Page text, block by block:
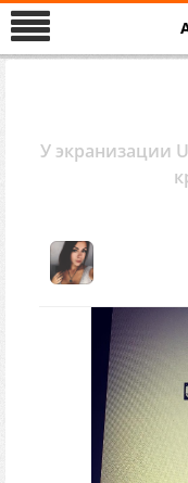
У экранизации